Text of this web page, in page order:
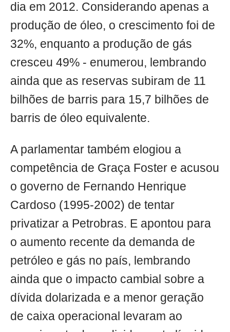
dia em 2012. Considerando apenas a
produção de óleo, o crescimento foi de
32%, enquanto a produção de gás
cresceu 49% - enumerou, lembrando
ainda que as reservas subiram de 11
bilhões de barris para 15,7 bilhões de
barris de óleo equivalente.
A parlamentar também elogiou a
competência de Graça Foster e acusou
o governo de Fernando Henrique
Cardoso (1995-2002) de tentar
privatizar a Petrobras. E apontou para
o aumento recente da demanda de
petróleo e gás no país, lembrando
ainda que o impacto cambial sobre a
dívida dolarizada e a menor geração
de caixa operacional levaram ao